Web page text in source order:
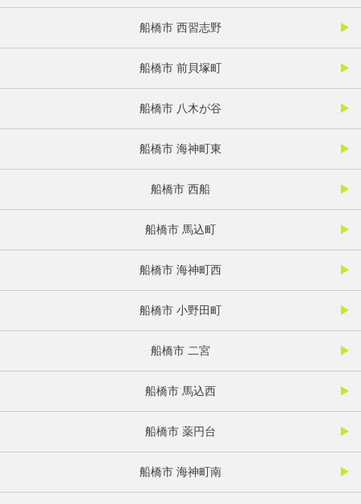
船橋市 西習志野
船橋市 前貝塚町
船橋市 八木が谷
船橋市 海神町東
船橋市 西船
船橋市 馬込町
船橋市 海神町西
船橋市 小野田町
船橋市 二宮
船橋市 馬込西
船橋市 薬円台
船橋市 海神町南